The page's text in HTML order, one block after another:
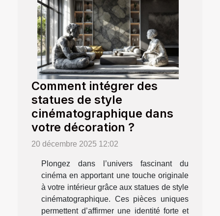
Comment intégrer des
statues de style
cinématographique dans
votre décoration ?
20 décembre 2025 12:02
Plongez dans l’univers fascinant du
cinéma en apportant une touche originale
à votre intérieur grâce aux statues de style
cinématographique. Ces pièces uniques
permettent d’affirmer une identité forte et